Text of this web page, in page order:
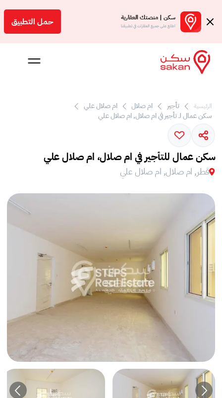
سكن | منصتك العقارية
اطلع على جميع العقارات في تطبيقنا حمل التطبيق
الرئيسية تأجير ام صلال
ام صلال علي
سكن عمال لـ تأجير في ام صلال, ام صلال علي
سكن عمال للتأجير في ام صلال، ام صلال علي
قطر, ام صلال, ام صلال علي